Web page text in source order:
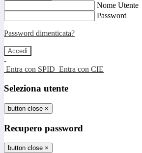
Nome Utente
Password
Password dimenticata?
-
Entra con SPID Entra con CIE
Seleziona utente
button close ×
Recupero password
button close ×